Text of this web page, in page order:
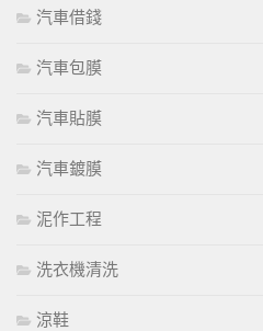
汽車借錢
汽車包膜
汽車貼膜
汽車鍍膜
泥作工程
洗衣機清洗
涼鞋